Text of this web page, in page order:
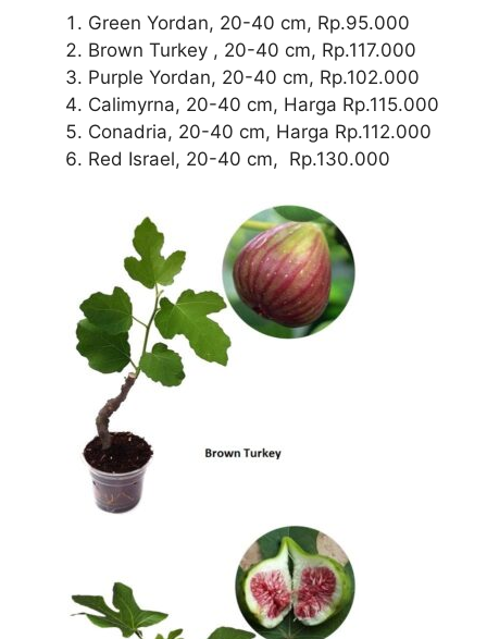
Green Yordan, 20-40 cm, Rp.95.000
Brown Turkey , 20-40 cm, Rp.117.000
Purple Yordan, 20-40 cm, Rp.102.000
Calimyrna, 20-40 cm, Harga Rp.115.000
Conadria, 20-40 cm, Harga Rp.112.000
Red Israel, 20-40 cm, Rp.130.000